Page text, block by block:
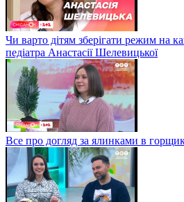
Чи варто дітям зберігати режим на
педіатра Анастасії Шелевицької
Все про догляд за ялинками в